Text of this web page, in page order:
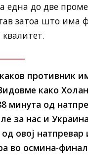
една до две
затоа што има
квалитет.
противник
како
минута од
за нас и
овој
во осмина-